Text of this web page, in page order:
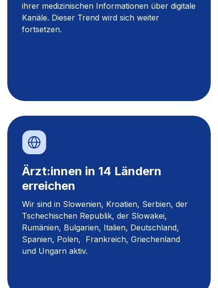
ihrer medizinischen Informationen über digitale
Kanäle. Dieser Trend wird sich weiter
fortsetzen.
Ärzt:innen in 14 Ländern
erreichen
Wir sind in Slowenien, Kroatien, Serbien, der
Tschechischen Republik, der Slowakei,
Rumänien, Bulgarien, Italien, Deutschland,
Spanien, Polen, Frankreich, Griechenland
und Ungarn aktiv.